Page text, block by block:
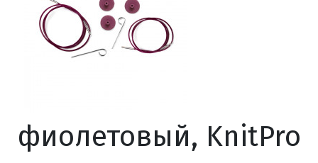
фиолетовый, KnitPro